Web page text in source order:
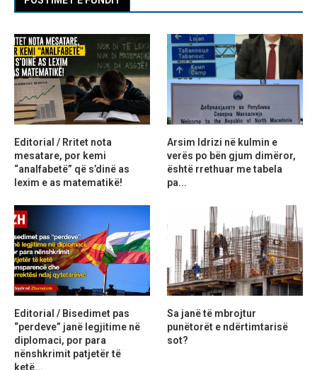
Editorial / Rritet nota
mesatare, por kemi
“analfabetë” që s’dinë as
lexim e as matematikë!
Arsim Idrizi në kulmin e
verës po bën gjum dimëror,
është rrethuar me tabela
pa...
Editorial / Bisedimet pas
“perdeve” janë legjitime në
diplomaci, por para
nënshkrimit patjetër të
ketë...
Sa janë të mbrojtur
punëtorët e ndërtimtarisë
sot?